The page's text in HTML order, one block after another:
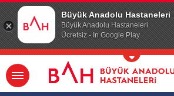
Büyük Anadolu Hastaneleri
Büyük Anadolu Hastaneleri
Ücretsiz - In Google Play
Ana icerige atla